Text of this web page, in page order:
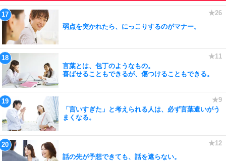
弱点を突かれたら、にっこりするのがマナー。
言葉とは、包丁のようなもの。
喜ばせることもできるが、傷つけることもできる。
「言いすぎた」と考えられる人は、必ず言葉遣いがう
まくなる。
話の先が予想できても、話を遮らない。